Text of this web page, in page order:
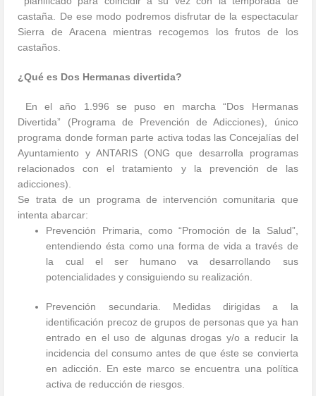
castaña. De ese modo podremos disfrutar de la espectacular
Sierra de Aracena mientras recogemos los frutos de los
castaños.
¿Qué es Dos Hermanas divertida?
En el año 1.996 se puso en marcha “Dos Hermanas
Divertida” (Programa de Prevención de Adicciones), único
programa donde forman parte activa todas las Concejalías del
Ayuntamiento y ANTARIS (ONG que desarrolla programas
relacionados con el tratamiento y la prevención de las
adicciones).
Se trata de un programa de intervención comunitaria que
intenta abarcar:
Prevención Primaria, como “Promoción de la Salud”,
entendiendo ésta como una forma de vida a través de
la cual el ser humano va desarrollando sus
potencialidades y consiguiendo su realización.
Prevención secundaria. Medidas dirigidas a la
identificación precoz de grupos de personas que ya han
entrado en el uso de algunas drogas y/o a reducir la
incidencia del consumo antes de que éste se convierta
en adicción. En este marco se encuentra una política
activa de reducción de riesgos.